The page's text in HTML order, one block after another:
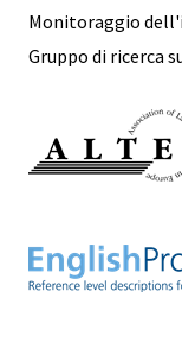
Monitoraggio
Gruppo di ricerca